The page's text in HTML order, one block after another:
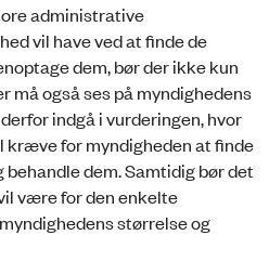
administrative
vil have ved at finde de
dem, bør der ikke kun
må også ses på myndighedens
indgå i vurderingen, hvor
kræve for myndigheden at finde
dem. Samtidig bør det
være for den enkelte
størrelse og